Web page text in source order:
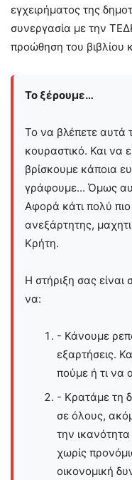
εγχειρήματος της
συνεργασία με την
προώθηση του βιβλίου
Το ξέρουμε…
Το να βλέπετε αυτά
κουραστικό. Και να
βρίσκουμε κάποια
γράφουμε... Όμως
Αφορά κάτι πολύ
ανεξάρτητης,
Kρήτη.
Η στήριξη σας είναι
να:
- Κάνουμε
εξαρτήσεις.
πούμε ή τι να
- Κρατάμε τη
σε όλους,
την
χωρίς
οικονομική